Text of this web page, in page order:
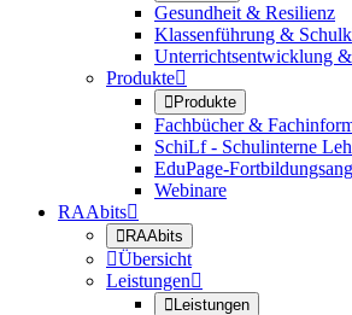
Gesundheit & Resilienz
Klassenführung &
Unterrichtsentwicklung
Produkte
Produkte
Fachbücher &
SchiLf - Schulinterne
EduPage-
Webinare
RAAbits
RAAbits
Übersicht
Leistungen
Leistungen